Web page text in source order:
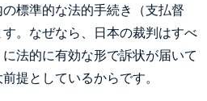
標準的な法的手続き（支払督
。なぜなら、日本の裁判はすべ
法的に有効な形で訴状が届いて
提としているからです。